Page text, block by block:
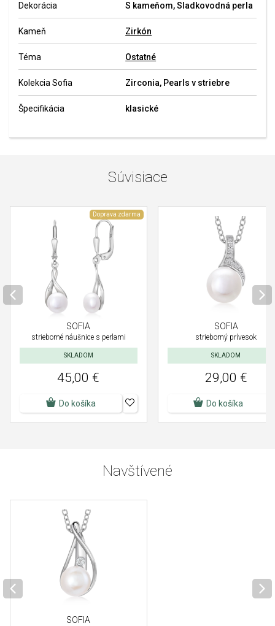
Dekorácia S kameňom, Sladkovodná perla
Kameň Zirkón
Téma Ostatné
Kolekcia Sofia Zirconia, Pearls v striebre
Špecifikácia klasické
Súvisiace
Doprava zdarma
SOFIA
strieborné náušnice s perlami
SKLADOM
45,00 €
Do košíka
SOFIA
strieborný prívesok
SKLADOM
29,00 €
Do košíka
Navštívené
SOFIA